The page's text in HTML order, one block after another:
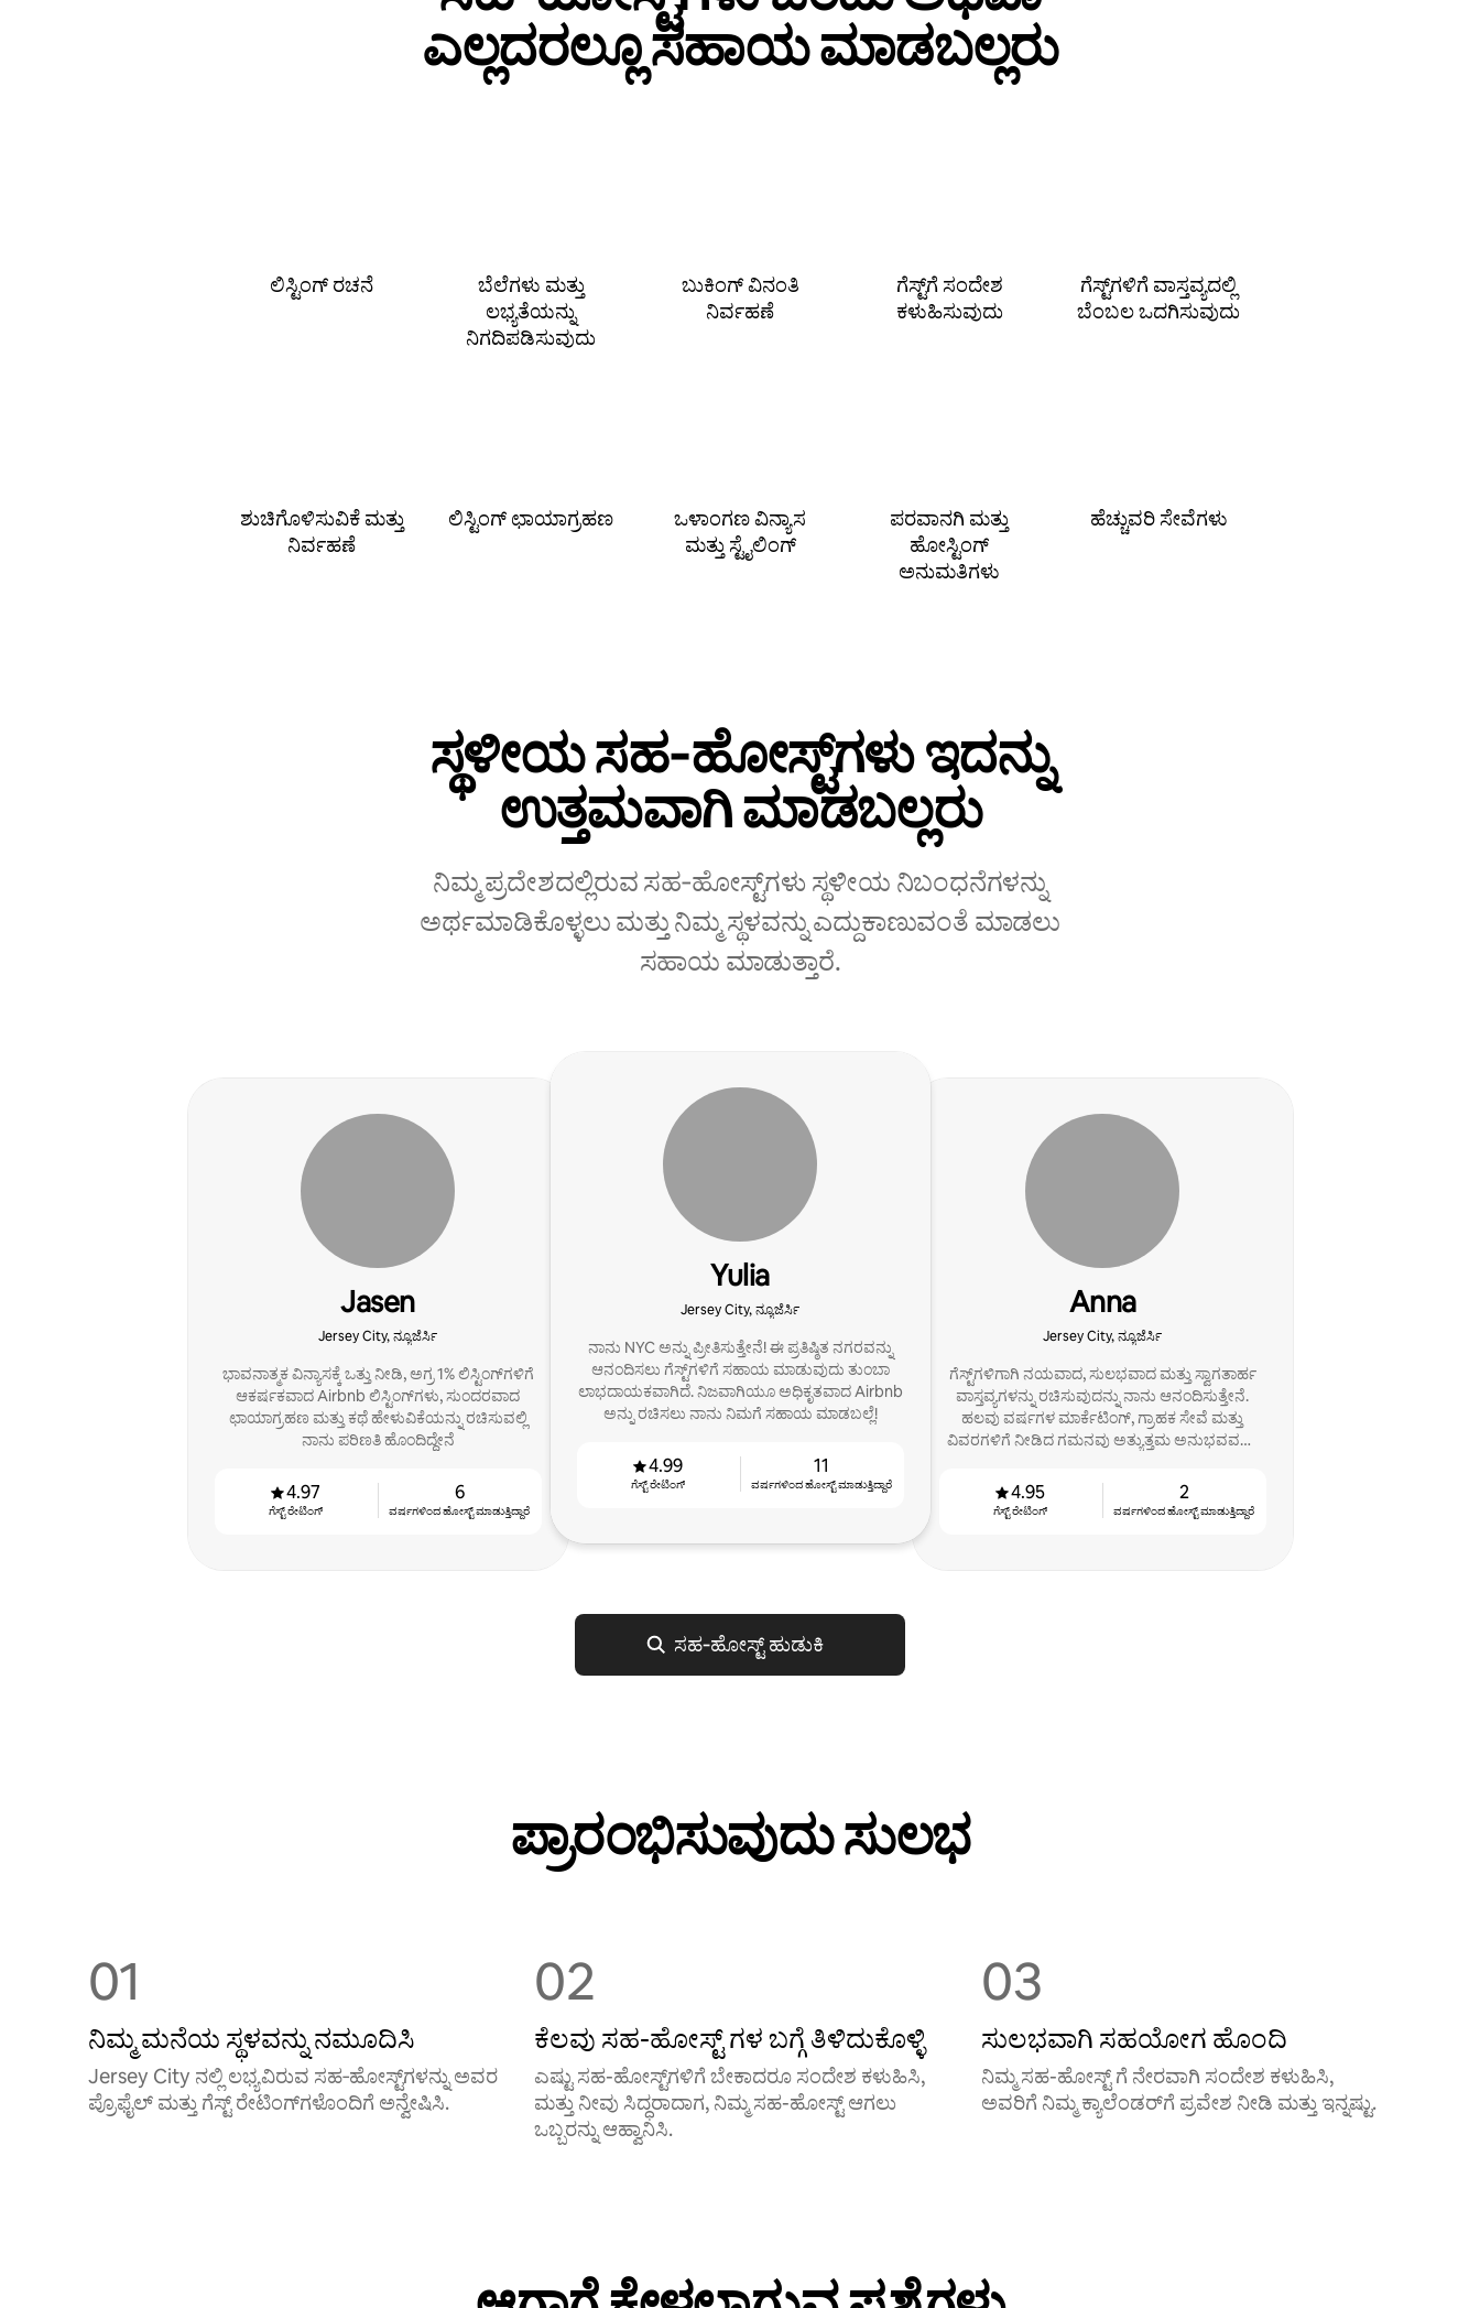
ಎಲ್ಲದರಲ್ಲೂ ಸಹಾಯ ಮಾಡಬಲ್ಲರು
ಲಿಸ್ಟಿಂಗ್ ರಚನೆ
ಬೆಲೆಗಳು ಮತ್ತು
ಲಭ್ಯತೆಯನ್ನು
ನಿಗದಿಪಡಿಸುವುದು
ಬುಕಿಂಗ್ ವಿನಂತಿ
ನಿರ್ವಹಣೆ
ಗೆಸ್ಟ್‌ಗೆ ಸಂದೇಶ
ಕಳುಹಿಸುವುದು
ಗೆಸ್ಟ್‌ಗಳಿಗೆ ವಾಸ್ತವ್ಯದಲ್ಲಿ
ಬೆಂಬಲ ಒದಗಿಸುವುದು
ಶುಚಿಗೊಳಿಸುವಿಕೆ ಮತ್ತು
ನಿರ್ವಹಣೆ
ಲಿಸ್ಟಿಂಗ್ ಛಾಯಾಗ್ರಹಣ
ಒಳಾಂಗಣ ವಿನ್ಯಾಸ
ಮತ್ತು ಸ್ಟೈಲಿಂಗ್
ಪರವಾನಗಿ ಮತ್ತು
ಹೋಸ್ಟಿಂಗ್
ಅನುಮತಿಗಳು
ಹೆಚ್ಚುವರಿ ಸೇವೆಗಳು
ಸ್ಥಳೀಯ ಸಹ‑ಹೋಸ್ಟ್‌ಗಳು ಇದನ್ನು
ಉತ್ತಮವಾಗಿ ಮಾಡಬಲ್ಲರು
ನಿಮ್ಮ ಪ್ರದೇಶದಲ್ಲಿರುವ ಸಹ‑ಹೋಸ್ಟ್‌ಗಳು ಸ್ಥಳೀಯ ನಿಬಂಧನೆಗಳನ್ನು
ಅರ್ಥಮಾಡಿಕೊಳ್ಳಲು ಮತ್ತು ನಿಮ್ಮ ಸ್ಥಳವನ್ನು ಎದ್ದುಕಾಣುವಂತೆ ಮಾಡಲು
ಸಹಾಯ ಮಾಡುತ್ತಾರೆ.
Jasen
Jersey City, ನ್ಯೂಜೆರ್ಸಿ
ಭಾವನಾತ್ಮಕ ವಿನ್ಯಾಸಕ್ಕೆ ಒತ್ತು ನೀಡಿ, ಅಗ್ರ 1% ಲಿಸ್ಟಿಂಗ್‌ಗಳಿಗೆ
ಆಕರ್ಷಕವಾದ Airbnb ಲಿಸ್ಟಿಂಗ್‌ಗಳು, ಸುಂದರವಾದ
ಛಾಯಾಗ್ರಹಣ ಮತ್ತು ಕಥೆ ಹೇಳುವಿಕೆಯನ್ನು ರಚಿಸುವಲ್ಲಿ
ನಾನು ಪರಿಣತಿ ಹೊಂದಿದ್ದೇನೆ
4.97
ಗೆಸ್ಟ್ ರೇಟಿಂಗ್
6
ವರ್ಷಗಳಿಂದ ಹೋಸ್ಟ್ ‌ಮಾಡುತ್ತಿದ್ದಾರೆ
Yulia
Jersey City, ನ್ಯೂಜೆರ್ಸಿ
ನಾನು NYC ಅನ್ನು ಪ್ರೀತಿಸುತ್ತೇನೆ! ಈ ಪ್ರತಿಷ್ಠಿತ ನಗರವನ್ನು
ಆನಂದಿಸಲು ಗೆಸ್ಟ್‌ಗಳಿಗೆ ಸಹಾಯ ಮಾಡುವುದು ತುಂಬಾ
ಲಾಭದಾಯಕವಾಗಿದೆ. ನಿಜವಾಗಿಯೂ ಅಧಿಕೃತವಾದ Airbnb
ಅನ್ನು ರಚಿಸಲು ನಾನು ನಿಮಗೆ ಸಹಾಯ ಮಾಡಬಲ್ಲೆ!
4.99
ಗೆಸ್ಟ್ ರೇಟಿಂಗ್
11
ವರ್ಷಗಳಿಂದ ಹೋಸ್ಟ್ ‌ಮಾಡುತ್ತಿದ್ದಾರೆ
Anna
Jersey City, ನ್ಯೂಜೆರ್ಸಿ
ಗೆಸ್ಟ್‌ಗಳಿಗಾಗಿ ನಯವಾದ, ಸುಲಭವಾದ ಮತ್ತು ಸ್ವಾಗತಾರ್ಹ
ವಾಸ್ತವ್ಯಗಳನ್ನು ರಚಿಸುವುದನ್ನು ನಾನು ಆನಂದಿಸುತ್ತೇನೆ.
ಹಲವು ವರ್ಷಗಳ ಮಾರ್ಕೆಟಿಂಗ್, ಗ್ರಾಹಕ ಸೇವೆ ಮತ್ತು
ವಿವರಗಳಿಗೆ ನೀಡಿದ ಗಮನವು ಅತ್ಯುತ್ತಮ ಅನುಭವವನ್ನು
4.95
ಗೆಸ್ಟ್ ರೇಟಿಂಗ್
2
ವರ್ಷಗಳಿಂದ ಹೋಸ್ಟ್ ‌ಮಾಡುತ್ತಿದ್ದಾರೆ
ಸಹ‑ಹೋಸ್ಟ್ ಹುಡುಕಿ
ಪ್ರಾರಂಭಿಸುವುದು ಸುಲಭ
01
ನಿಮ್ಮ ಮನೆಯ ಸ್ಥಳವನ್ನು ನಮೂದಿಸಿ
Jersey City ನಲ್ಲಿ ಲಭ್ಯವಿರುವ ಸಹ‑ಹೋಸ್ಟ್‌ಗಳನ್ನು ಅವರ
ಪ್ರೊಫೈಲ್ ಮತ್ತು ಗೆಸ್ಟ್ ರೇಟಿಂಗ್‌ಗಳೊಂದಿಗೆ ಅನ್ವೇಷಿಸಿ.
02
ಕೆಲವು ಸಹ-ಹೋಸ್ಟ್ ‌ಗಳ ಬಗ್ಗೆ ತಿಳಿದುಕೊಳ್ಳಿ
ಎಷ್ಟು ಸಹ-ಹೋಸ್ಟ್‌ಗಳಿಗೆ ಬೇಕಾದರೂ ಸಂದೇಶ ಕಳುಹಿಸಿ,
ಮತ್ತು ನೀವು ಸಿದ್ಧರಾದಾಗ, ನಿಮ್ಮ ಸಹ-ಹೋಸ್ಟ್ ಆಗಲು
ಒಬ್ಬರನ್ನು ಆಹ್ವಾನಿಸಿ.
03
ಸುಲಭವಾಗಿ ಸಹಯೋಗ ಹೊಂದಿ
ನಿಮ್ಮ ಸಹ-ಹೋಸ್ಟ್ ‌ಗೆ ನೇರವಾಗಿ ಸಂದೇಶ ಕಳುಹಿಸಿ,
ಅವರಿಗೆ ನಿಮ್ಮ ಕ್ಯಾಲೆಂಡರ್‌‌ಗೆ ಪ್ರವೇಶ ನೀಡಿ ಮತ್ತು ಇನ್ನಷ್ಟು.